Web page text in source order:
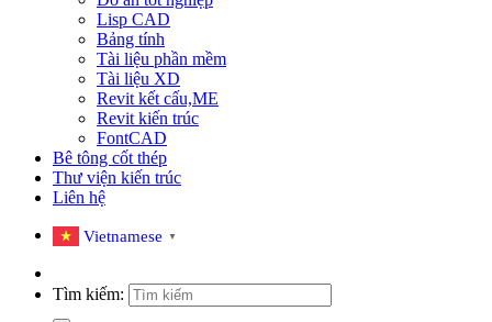
Lisp CAD
Bảng tính
Tài liệu phần mềm
Tài liệu XD
Revit kết cấu,ME
Revit kiến trúc
FontCAD
Bê tông cốt thép
Thư viện kiến trúc
Liên hệ
Vietnamese ▼
Tìm kiếm: